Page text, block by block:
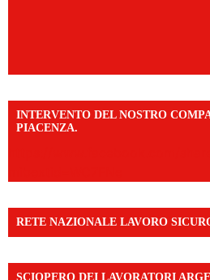
INTERVENTO DEL NOSTRO
PIACENZA.
RETE NAZIONALE LAVORO
SCIOPERO DEI LAVORATORI